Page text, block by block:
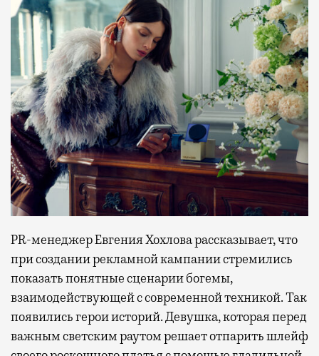
PR-менеджер Евгения Хохлова рассказывает, что
при создании рекламной кампании стремились
показать понятные сценарии богемы,
взаимодействующей с современной техникой. Так
появились герои историй. Девушка, которая перед
важным светским раутом решает отпарить шлейф